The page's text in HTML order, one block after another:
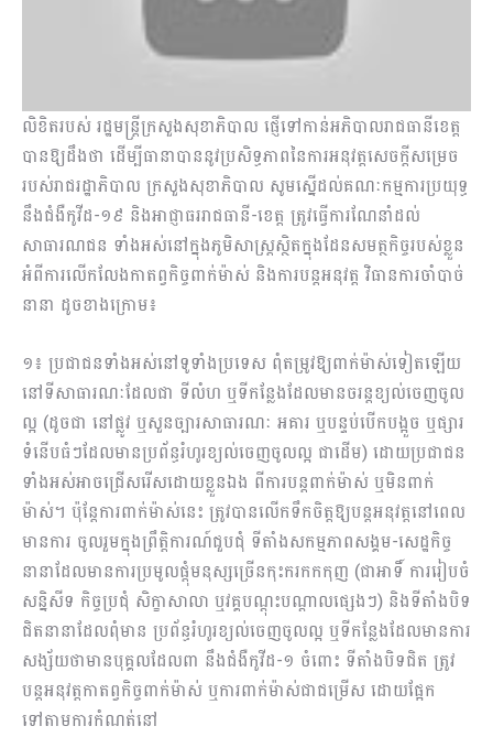
លិខិតរបស់ រដ្ឋមន្ត្រីក្រសួងសុខាភិបាល ផ្ញើទៅកាន់អភិបាលរាជធានីខេត្ត
បានឱ្យដឹងថា ដើម្បីធានាបាននូវប្រសិទ្ធភាពនៃការអនុវត្តសេចក្ដីសម្រេច
របស់រាជរដ្ឋាភិបាល ក្រសួងសុខាភិបាល សូមស្នើដល់គណៈកម្មការប្រយុទ្ធ
នឹងជំងឺកូវីដ-១៩ និងអាជ្ញាធររាជធានី-ខេត្ត ត្រូវធ្វើការណែនាំដល់
សាធារណជន ទាំងអស់នៅក្នុងភូមិសាស្ត្រស្ថិតក្នុងដែនសមត្ថកិច្ចរបស់ខ្លួន
អំពីការលើកលែងកាតព្វកិច្ចពាក់ម៉ាស់ និងការបន្តអនុវត្ត វិធានការចាំបាច់
នានា ដូចខាងក្រោម៖
១៖ ប្រជាជនទាំងអស់នៅទូទាំងប្រទេស ពុំតម្រូវឱ្យពាក់ម៉ាស់ទៀតឡើយ
នៅទីសាធារណៈដែលជា ទីលំហ ឬទីកន្លែងដែលមានចរន្តខ្យល់ចេញចូល
ល្អ (ដូចជា នៅផ្លូវ ឬសួនច្បារសាធារណៈ អគារ ឬបន្ទប់បើកបង្អួច ឬផ្សារ
ទំនើបធំៗដែលមានប្រព័ន្ធរំហូរខ្យល់ចេញចូលល្អ ជាដើម) ដោយប្រជាជន
ទាំងអស់អាចជ្រើសរើសដោយខ្លួនឯង ពីការបន្តពាក់ម៉ាស់ ឬមិនពាក់
ម៉ាស់។ ប៉ុន្តែការពាក់ម៉ាស់នេះ ត្រូវបានលើកទឹកចិត្តឱ្យបន្តអនុវត្តនៅពេល
មានការ ចូលរួមក្នុងព្រឹត្តិការណ៍ជួបជុំ ទីតាំងសកម្មភាពសង្គម-សេដ្ឋកិច្ច
នានាដែលមានការប្រមូលផ្តុំមនុស្សច្រើនកុះករកកកុញ (ជាអាទិ៍ ការរៀបចំ
សន្និសីទ កិច្ចប្រជុំ សិក្ខាសាលា ឬវគ្គបណ្តុះបណ្តាលផ្សេងៗ) និងទីតាំងបិទ
ជិតនានាដែលពុំមាន ប្រព័ន្ធរំហូរខ្យល់ចេញចូលល្អ ឬទីកន្លែងដែលមានការ
សង្ស័យថាមានបុគ្គលដែលពា នឹងជំងឺកូវីដ-១ ចំពោះ ទីតាំងបិទជិត ត្រូវ
បន្តអនុវត្តកាតព្វកិច្ចពាក់ម៉ាស់ ឬការពាក់ម៉ាស់ជាជម្រើស ដោយផ្អែក
ទៅតាមការកំណត់នៅ